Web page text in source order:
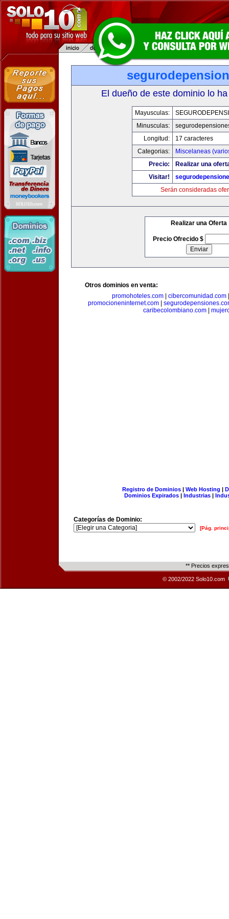
El dueño de este dominio lo
Mayusculas:
Minusculas:
Longitud:
17 caracteres
Categorias:
Miscelaneas
Precio:
Realizar una
Visitar!
Serán consideradas
Realizar una Oferta
Precio Ofrecido $
Otros dominios en venta:
promohoteles.com
cibercomunidad.com
promocioneninternet.com|
caribecolombiano.com|
Registro de Dominios| Web Hosting |
Dominios Expirados | Industrias |
Categorías de Dominio:
[Pág.
** Precios
© 2002/2022 Solo10.com